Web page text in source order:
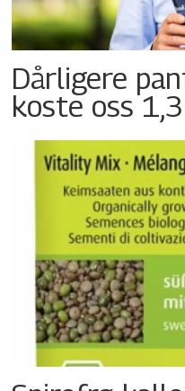
Dårligere
koste oss